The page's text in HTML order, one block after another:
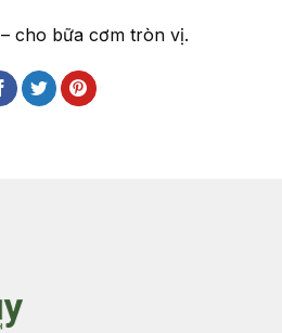
– cho bữa cơm tròn vị.